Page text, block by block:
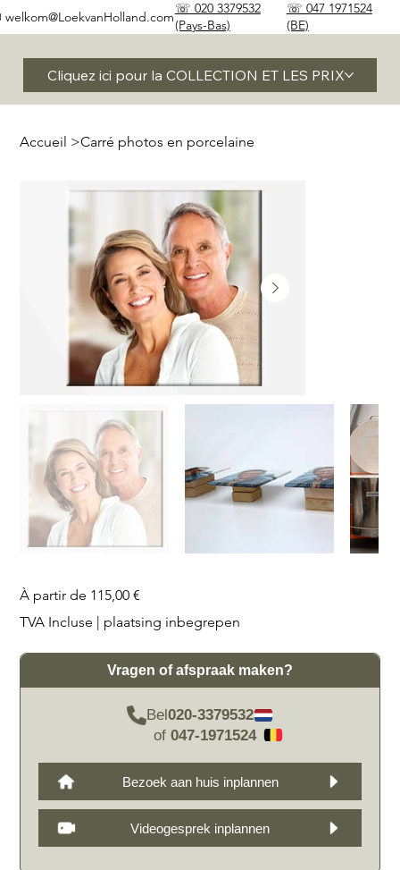
Cliquez ici pour la COLLECTION ET LES PRIX
☏ 020 3379532
(Pays-Bas)
☏ 047 1971524
(BE)
welkom@LoekvanHolland.com
Accueil >Carré photos en porcelaine
À partir de Prix
115,00 €
TVA Incluse
plaatsing inbegrepen
Vragen of afspraak maken?
Bel020-3379532
of 047-1971524
Bezoek aan huis inplannen
Videogesprek inplannen